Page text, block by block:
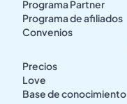
Programa Partner
Programa de afiliados
Convenios
Precios
Love
Base de conocimiento